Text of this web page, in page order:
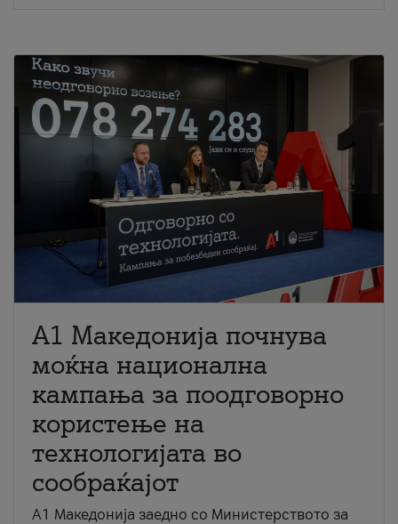
A1 Македонија почнува
моќна национална
кампања за поодговорно
користење на
технологијата во
сообраќајот
A1 Македонија заедно со Министерството за